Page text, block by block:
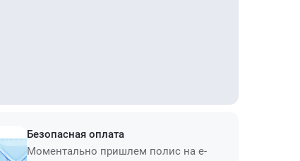
Безопасная оплата
Моментально пришлем полис на e-